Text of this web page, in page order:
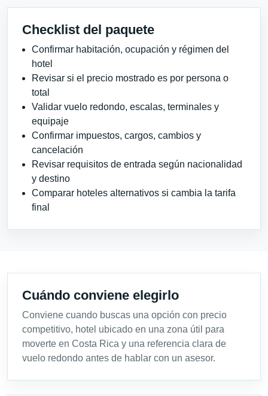
Checklist del paquete
Confirmar habitación, ocupación y régimen del
hotel
Revisar si el precio mostrado es por persona o
total
Validar vuelo redondo, escalas, terminales y
equipaje
Confirmar impuestos, cargos, cambios y
cancelación
Revisar requisitos de entrada según nacionalidad
y destino
Comparar hoteles alternativos si cambia la tarifa
final
Cuándo conviene elegirlo
Conviene cuando buscas una opción con precio
competitivo, hotel ubicado en una zona útil para
moverte en Costa Rica y una referencia clara de
vuelo redondo antes de hablar con un asesor.